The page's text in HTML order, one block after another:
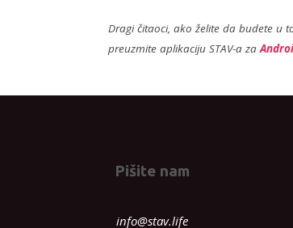
o
o
k
Dragi čitaoci, ako želite da budete u
preuzmite aplikaciju STAV-a za
Pišite nam
info@stav.life